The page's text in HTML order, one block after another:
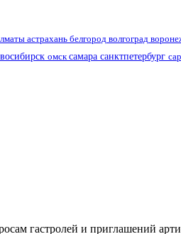
астрахань белгород волгоград
омсксамара санктпетербург
гастролей и приглашений